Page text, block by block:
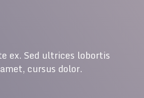
ex. Sed ultrices lobortis
cursus dolor.